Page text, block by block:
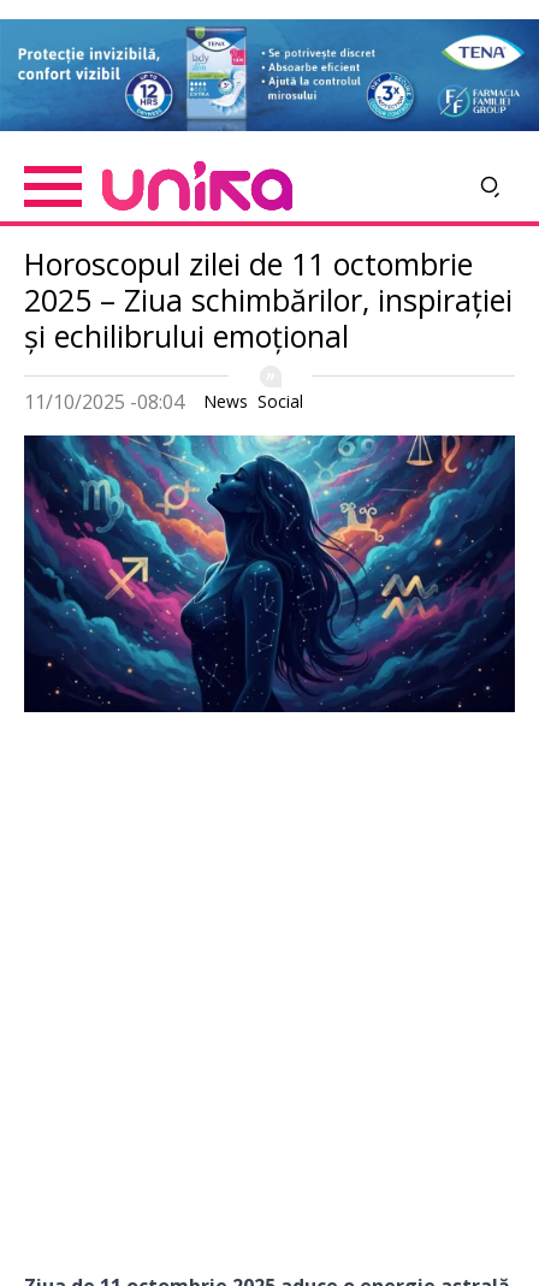
to
content
Horoscopul zilei de 11 octombrie
2025 – Ziua schimbărilor, inspirației
și echilibrului emoțional
11/10/2025 -08:04 News Social
Imagine